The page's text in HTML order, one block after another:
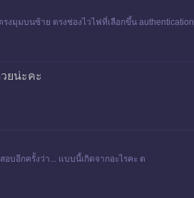
งมุมบนซ้าย ตรงช่องไวไฟที่เลือกขึ้น authentication
ยน่ะคะ
บอีกครั้งว่า... แบบนี้เกิดจากอะไรคะ ต